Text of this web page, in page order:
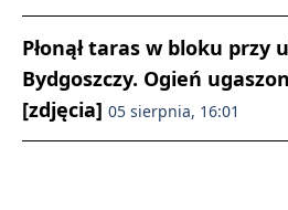
Płonął taras w bloku przy
Bydgoszczy. Ogień
[zdjęcia] 05 sierpnia, 16:01